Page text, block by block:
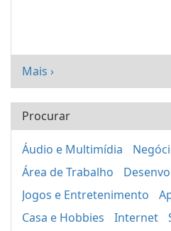
Mais ›
Procurar
Áudio e Multimídia
Área de Trabalho
Jogos e Entretenimento
Casa e Hobbies
Internet